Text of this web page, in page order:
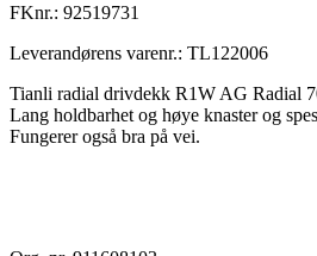
FKnr.: 92519731
Leverandørens varenr.: TL122006
Tianli radial drivdekk R1W AG Radial
Lang holdbarhet og høye knaster og
Fungerer også bra på vei.